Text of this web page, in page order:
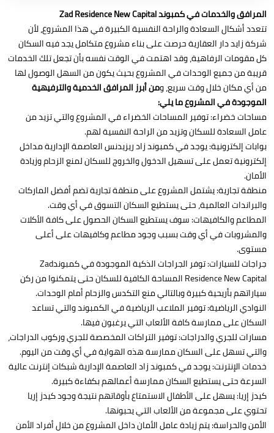
المرافق والخدمات في كمبوند Zad Residence New Capital
تتعدد أشكال السعادة والراحة النفسية الكبيرة في هذا المشروع، لأن
شركة زايد دار العقارية حرصت على بناء مشروع متكامل يجد فيه السكان
كل مقومات الرفاهية، وقد اهتمت في الوقت نفسه بأن تجعل تلك الخدمات
قريبة من جميع الوحدات في المشروع بحيث يكون من السهل الوصول لها
من أي مكان خلال وقت سريع، ومن أبرز المرافق الخدمية والترفيهية
الموجودة في المشروع ما يلي:
مساحات خضراء: توفير المساحات الخضراء في المشروع والتي تزيد من
عامل السعادة للسكان وتزيد من الراحة النفسية لهم.
بوابات إلكترونية: يوجد في كمبوند زاد ريزيدنس العاصمة الإدارية مداخل
إلكترونية تعمل على تسهيل الدخول والخروج للسكان لمنع الزحام وزيادة
الأمان.
منطقة تجارية: يشتمل المشروع على منطقة تجارية تضم أفضل الماركات
والبراندات العالمية، حتى يستطيع السكان التسوق في أي وقت.
المطاعم والكافيهات: سوف يستطيع السكان الحصول على كافة الأكلات
والمشروبات في أي وقت بسبب وجود مطاعم وكافيهات على أعلى
مستوى.
جراجات للسيارات: توفر الجراجات الذكية الموجودة في كمبوندZad
Residence New Capital المساحة الكافية للسكان حتى يتمكنوا من ركن
سياراتهم بأريحية كبيرة وبالتالي منع التكدس والزحام أمام الوحدات.
النوادي الرياضية: توفير الملاعب الرياضية في الكمبوند والتي تساعد
السكان على ممارسة كافة الألعاب التي يرغبون فيها.
مسارات للجري والدراجات: توفير التراكات المخصصة للجري وركوب الدراجات،
والتي تسهل على السكان ممارسة هذه الهواية في أي وقت من اليوم.
خدمات الإنترنت: يوجد في كمبوند زاد العاصمة الإدارية شبكات إنترنت عالية
السرعة حتى يستطيع السكان ممارسة أعمالهم بكفاءة كبيرة.
كيدز إريا: يسهل على الأطفال الاستمتاع بأوقاتهم نتيجة وجود كيدز إريا
تحتوي على مجموعة من الألعاب التي يحبونها.
الأمن والحراسة: يتم زيادة عامل الأمان داخل المشروع من خلال أفراد الأمن